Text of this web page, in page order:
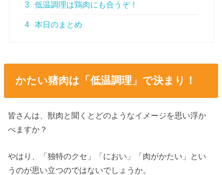
3 低温調理は鶏肉にも合うぞ！
4 本日のまとめ
かたい猪肉は「低温調理」で決まり！
皆さんは、獣肉と聞くとどのようなイメージを思い浮か
べますか？
やはり、「独特のクセ」「におい」「肉がかたい」とい
うのが思い立つのではないでしょうか。